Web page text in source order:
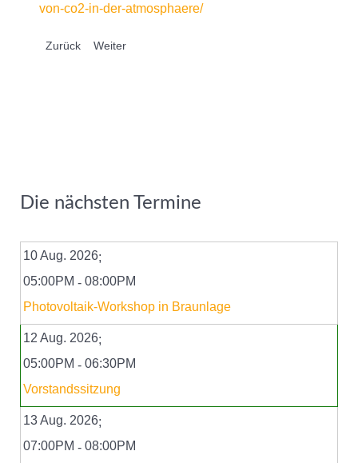
von-co2-in-der-atmosphaere/
Vorheriger Beitrag: Energiebunker Wilhelmsburg (Hamburg):
Zurück Nächster Beitrag: Lärmschutzwand mit
Weiter
Die nächsten Termine
10 Aug. 2026;
05:00PM - 08:00PM
Photovoltaik-Workshop in Braunlage
12 Aug. 2026;
05:00PM - 06:30PM
Vorstandssitzung
13 Aug. 2026;
07:00PM - 08:00PM